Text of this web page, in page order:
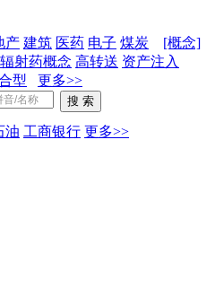
产 建筑 医药 电子 煤炭
[概念]
射药概念 高转送 资产注入
型
更多>>
油 工商银行 更多>>